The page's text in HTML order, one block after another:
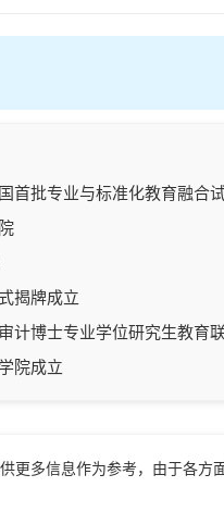
首批专业与标准化教育融合
揭牌成立
计博士专业学位研究生教育
院成立
更多信息作为参考，由于各方